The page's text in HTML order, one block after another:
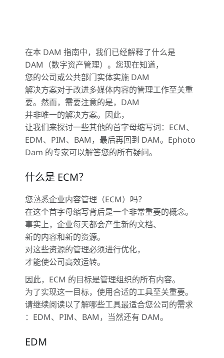
在本 DAM 指南中，我们已经解释了什么是
DAM（数字资产管理）。您现在知道，
您的公司或公共部门实体实施 DAM
解决方案对于改进多媒体内容的管理工作至关重
要。然而，需要注意的是，DAM
并非唯一的解决方案。因此，
让我们来探讨一些其他的首字母缩写词：ECM、
EDM、PIM、BAM，最后再回到 DAM。Ephoto
Dam 的专家可以解答您的所有疑问。
什么是 ECM？
您熟悉企业内容管理（ECM）吗？
在这个首字母缩写背后是一个非常重要的概念。
事实上，企业每天都会产生新的文档、
新的内容和新的资源。
对这些资源的管理必须进行优化，
才能使公司高效运转。
因此，ECM 的目标是管理组织的所有内容。
为了实现这一目标，使用合适的工具至关重要。
请继续阅读以了解哪些工具最适合您公司的需求
：EDM、PIM、BAM，当然还有 DAM。
EDM